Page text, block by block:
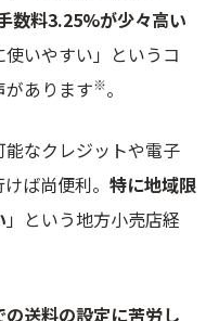
数料3.25%が少々高い
いやすい」というコ
あります※。
なクレジットや電子
ば尚便利。 特に地域限
」という地方小売店経
送料の設定に苦労し